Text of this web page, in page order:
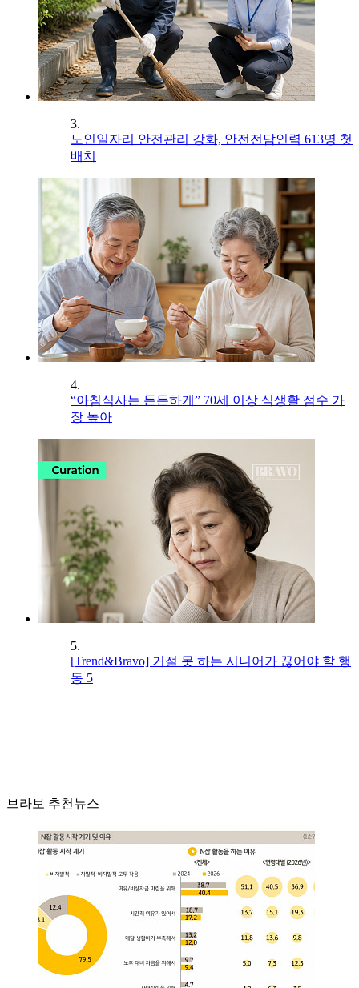
3.
노인일자리 안전관리 강화, 안전전담인력 613명 첫
배치
4.
“아침식사는 든든하게” 70세 이상 식생활 점수 가
장 높아
5.
[Trend&Bravo] 거절 못 하는 시니어가 끊어야 할 행
동 5
브라보 추천뉴스